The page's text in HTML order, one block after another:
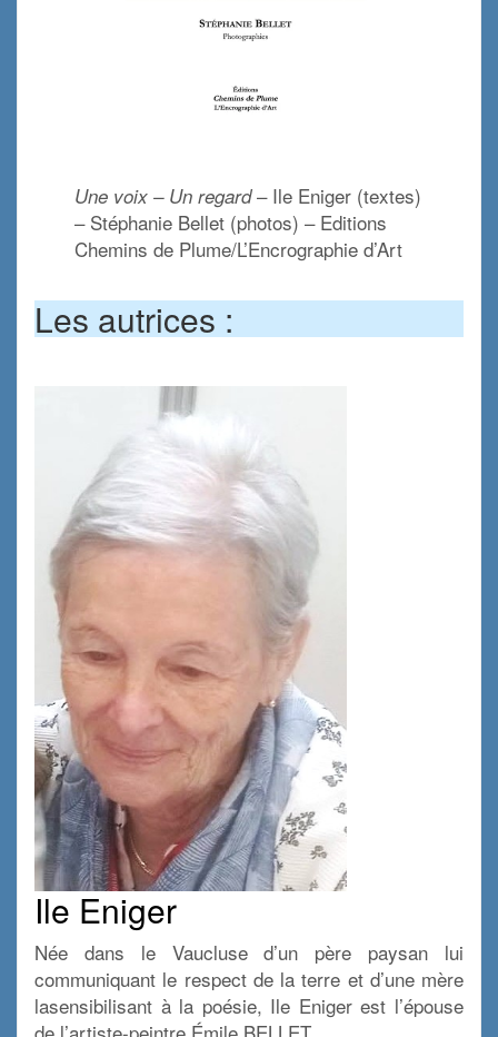
Une voix – Un regard– Ile Eniger (textes)
– Stéphanie Bellet (photos) – Editions
Chemins de Plume/L’Encrographie d’Art
Les autrices :
Ile Eniger
Née dans le Vaucluse d’un père paysan lui
communiquant le respect de la terre et d’une mère
lasensibilisant à la poésie, Ile Eniger est l’épouse